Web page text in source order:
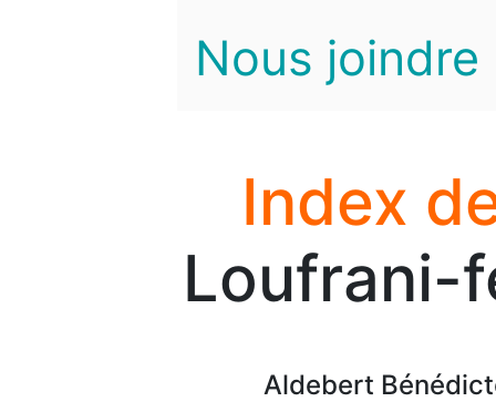
Nous joindre
Index
Loufrani-
Aldebert